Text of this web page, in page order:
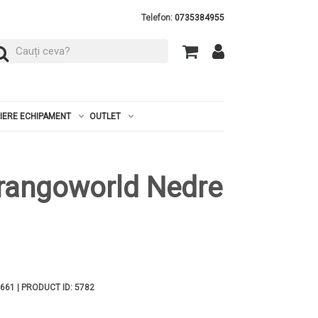
Telefon: 0735384955
ECHIPAMENT OUTLET
Nedre
| PRODUCT ID: 5782